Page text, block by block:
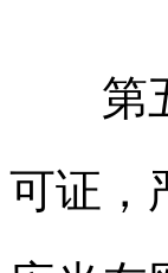
第五
可证，